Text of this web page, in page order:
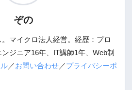
ぞの
マイクロ法人経営。経歴：プロ
ジニア16年、IT講師1年、Web制
／お問い合わせ／プライバシーポ